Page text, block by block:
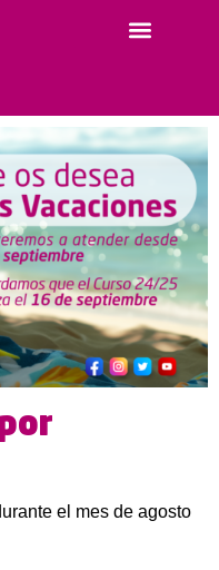
el mes de agosto